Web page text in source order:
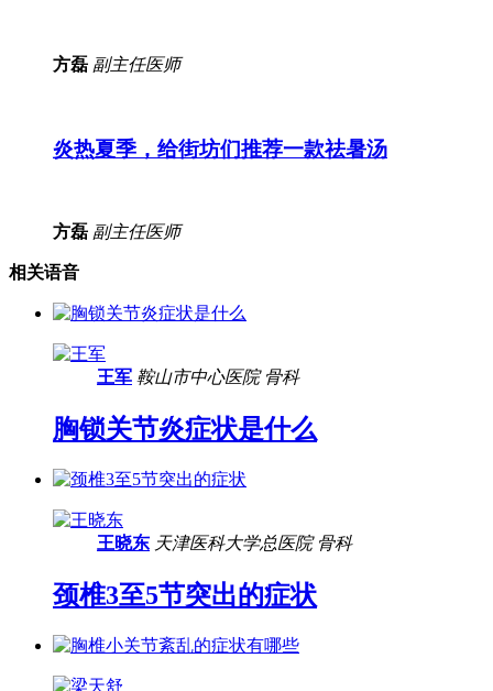
方磊 副主任医师
炎热夏季，给街坊们推荐一款祛暑汤
方磊 副主任医师
相关语音
王军 鞍山市中心医院 骨科
胸锁关节炎症状是什么
王晓东 天津医科大学总医院 骨科
颈椎3至5节突出的症状